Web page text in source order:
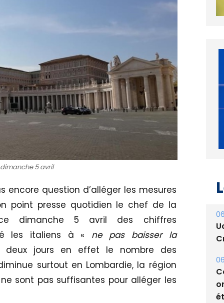
5 avril
encore question d’alléger les mesures
point presse quotidien le chef de la
dimanche 5 avril des chiffres
les italiens à « ne pas baisser la
jours en effet le nombre des
surtout en Lombardie, la région
sont pas suffisantes pour alléger les